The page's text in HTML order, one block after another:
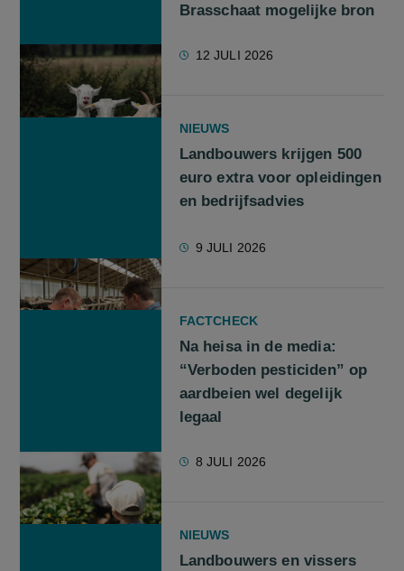
Brasschaat mogelijke bron
12 JULI 2026
NIEUWS
Landbouwers krijgen 500
euro extra voor opleidingen
en bedrijfsadvies
9 JULI 2026
FACTCHECK
Na heisa in de media:
“Verboden pesticiden” op
aardbeien wel degelijk
legaal
8 JULI 2026
NIEUWS
Landbouwers en vissers